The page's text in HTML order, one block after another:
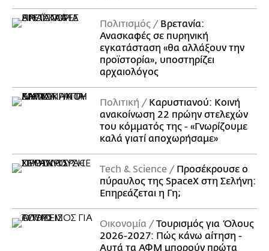
Πολιτισμός
Βρετανία:
Ανασκαφές σε πυρηνική
εγκατάσταση «θα αλλάξουν την
προϊστορία», υποστηρίζει
αρχαιολόγος
Πολιτική
Καρυστιανού: Κοινή
ανακοίνωση 22 πρώην στελεχών
του κόμματός της - «Γνωρίζουμε
καλά γιατί αποχωρήσαμε»
Τech & Science
Προσέκρουσε ο
πύραυλος της SpaceX στη Σελήνη:
Επηρεάζεται η Γη;
Οικονομία
Τουρισμός για Όλους
2026-2027: Πώς κάνω αίτηση -
Αυτά τα ΑΦΜ μπορούν πρώτα